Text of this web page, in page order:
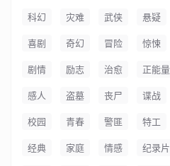
科幻 灾难 武侠 悬疑
喜剧 奇幻 冒险 惊悚
剧情 励志 治愈 正能量
感人 盗墓 丧尸 谍战
校园 青春 警匪 特工
经典 家庭 情感 纪录片